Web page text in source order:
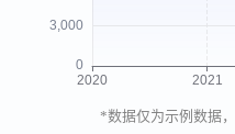
*数据仅为示例数据，